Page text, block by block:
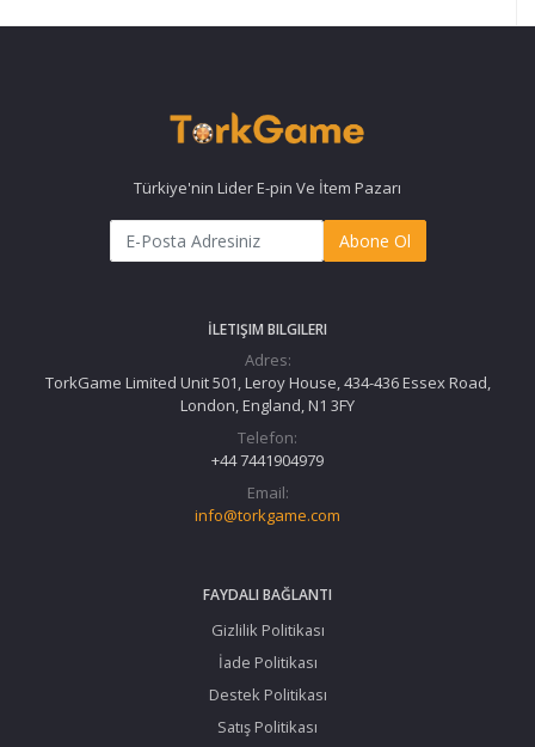
Türkiye'nin Lider E-pin Ve İtem Pazarı
Abone Ol
İLETIŞIM BILGILERI
Adres:
TorkGame Limited Unit 501, Leroy House, 434-436 Essex Road,
London, England, N1 3FY
Telefon:
+44 7441904979
Email:
info@torkgame.com
FAYDALI BAĞLANTI
Gizlilik Politikası
İade Politikası
Destek Politikası
Satış Politikası